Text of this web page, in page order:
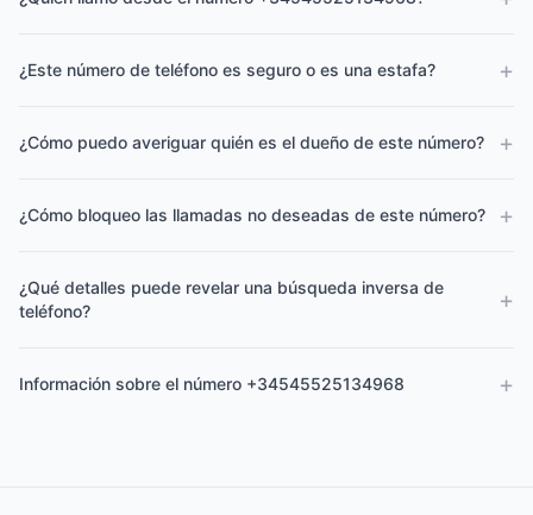
¿Este número de teléfono es seguro o es una estafa? +
¿Cómo puedo averiguar quién es el dueño de este número? +
¿Cómo bloqueo las llamadas no deseadas de este número? +
¿Qué detalles puede revelar una búsqueda inversa de
teléfono?
+
Información sobre el número +34545525134968 +